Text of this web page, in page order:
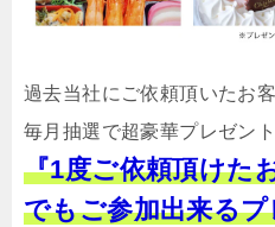
過去当社にご依頼頂いたお
毎月抽選で超豪華プレゼン
『1度ご依頼頂けた
でもご参加出来る